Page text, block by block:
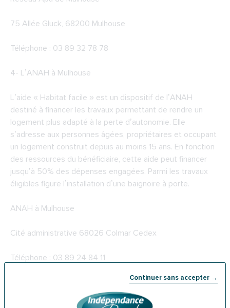
Continuer sans accepter →
75 Allée Gluck, 68200 Mulhouse
Téléphone : 03 89 32 78 78
4- L’ANAH à Mulhouse
L’aide « Habitat facile » est un dispositif de l’ANAH
destiné à financer les travaux permettant de rendre un
logement plus adapté à la perte d’autonomie. Elle
s’adresse aux personnes âgées, propriétaires et occupant
un logement construit depuis au moins 15 ans. En fonction
des ressources du bénéficiaire, cette aide peut financer
jusqu’à 50% des dépenses engagées. Parmi les travaux
éligibles figure l’installation d’une baignoire à porte.
ANAH à Mulhouse
Cité administrative 68026 Colmar Cedex
Téléphone : 03 89 24 84 11